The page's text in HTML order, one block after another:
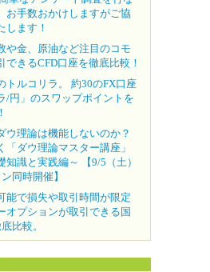
お手数おかけしますがご協
します！
や金、原油など注目のコモ
できるCFD口座を徹底比較！
トルコリラ。 約30のFX口座
/円」のスワップポイントを
ウ理論は機能しないのか？
「ダウ理論マスター講座」
知識と実践編～ 【9/5（土）
同時開催】
能で損失や取引時間が限定
オプションが取引できる国
比較。